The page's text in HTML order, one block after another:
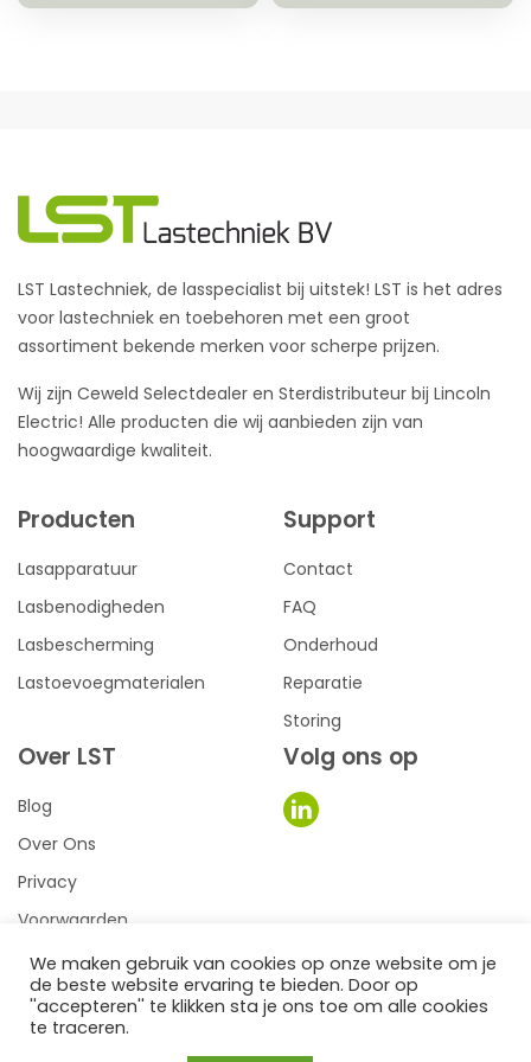
LST Lastechniek, de lasspecialist bij uitstek! LST is het adres
voor lastechniek en toebehoren met een groot
assortiment bekende merken voor scherpe prijzen.
Wij zijn Ceweld Selectdealer en Sterdistributeur bij Lincoln
Electric! Alle producten die wij aanbieden zijn van
hoogwaardige kwaliteit.
Producten
Lasapparatuur
Lasbenodigheden
Lasbescherming
Lastoevoegmaterialen
Support
Contact
FAQ
Onderhoud
Reparatie
Storing
Over LST
Blog
Over Ons
Privacy
Voorwaarden
Volg ons op
een we make it website
We maken gebruik van cookies op onze website om je
de beste website ervaring te bieden. Door op
''accepteren'' te klikken sta je ons toe om alle cookies
te traceren.